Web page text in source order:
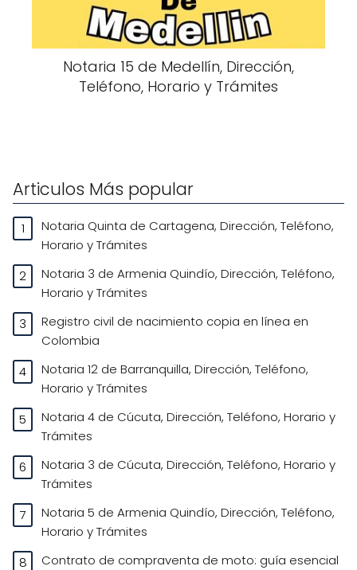
Notaria 15 de Medellín, Dirección,
Teléfono, Horario y Trámites
Articulos Más popular
Notaria Quinta de Cartagena, Dirección, Teléfono,
Horario y Trámites
Notaria 3 de Armenia Quindío, Dirección, Teléfono,
Horario y Trámites
Registro civil de nacimiento copia en línea en
Colombia
Notaria 12 de Barranquilla, Dirección, Teléfono,
Horario y Trámites
Notaria 4 de Cúcuta, Dirección, Teléfono, Horario y
Trámites
Notaria 3 de Cúcuta, Dirección, Teléfono, Horario y
Trámites
Notaria 5 de Armenia Quindío, Dirección, Teléfono,
Horario y Trámites
Contrato de compraventa de moto: guía esencial